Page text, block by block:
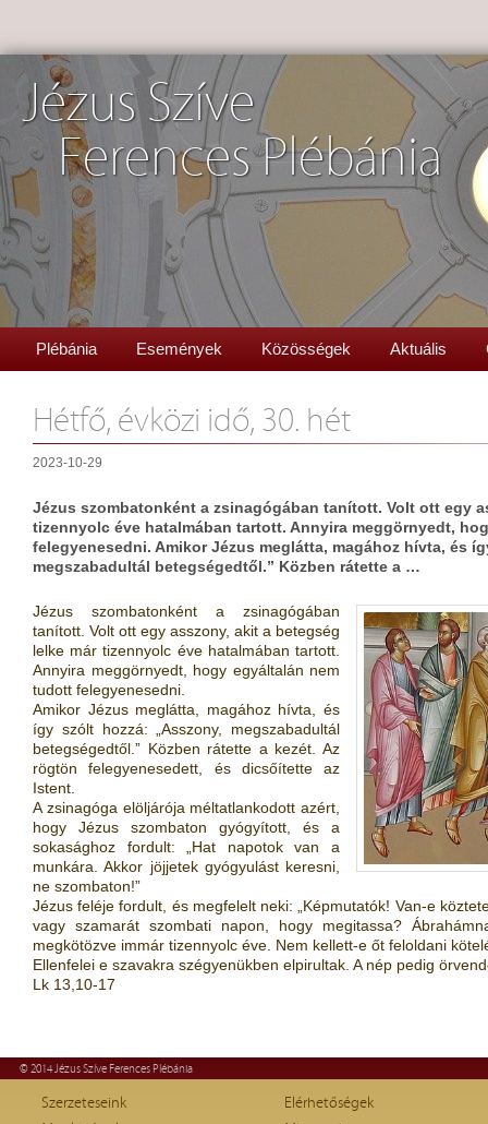
Jézus Szíve
Ferences Plébánia
Plébánia Események Közösségek Aktuális
Hétfő, évközi idő, 30. hét
2023-10-29
Jézus szombatonként a zsinagógában tanított. Volt ott egy
tizennyolc éve hatalmában tartott. Annyira meggörnyedt,
felegyenesedni. Amikor Jézus meglátta, magához hívta, és
megszabadultál betegségedtől.” Közben rátette a …
Jézus szombatonként a zsinagógában
tanított. Volt ott egy asszony, akit a betegség
lelke már tizennyolc éve hatalmában tartott.
Annyira meggörnyedt, hogy egyáltalán nem
tudott felegyenesedni.
Amikor Jézus meglátta, magához hívta, és
így szólt hozzá: „Asszony, megszabadultál
betegségedtől.” Közben rátette a kezét. Az
rögtön felegyenesedett, és dicsőítette az
Istent.
A zsinagóga elöljárója méltatlankodott azért,
hogy Jézus szombaton gyógyított, és a
sokasághoz fordult: „Hat napotok van a
munkára. Akkor jöjjetek gyógyulást keresni,
ne szombaton!”
Jézus feléje fordult, és megfelelt neki: „Képmutatók! Van-e
vagy szamarát szombati napon, hogy megitassa?
megkötözve immár tizennyolc éve. Nem kellett-e őt feloldani
Ellenfelei e szavakra szégyenükben elpirultak. A nép pedig
Lk 13,10-17
© 2014 Jézus Szíve Ferences Plébánia
Szerzeteseink
Elérhetőségek